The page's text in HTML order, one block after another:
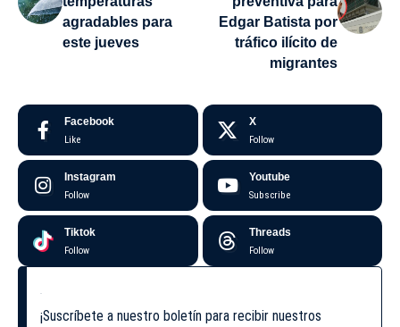
agradables para
este jueves
Edgar Batista por
tráfico ilícito de
migrantes
Facebook
Like
X
Follow
Instagram
Follow
Youtube
Subscribe
Tiktok
Follow
Threads
Follow
¡Suscríbete a nuestro boletín para recibir nuestros